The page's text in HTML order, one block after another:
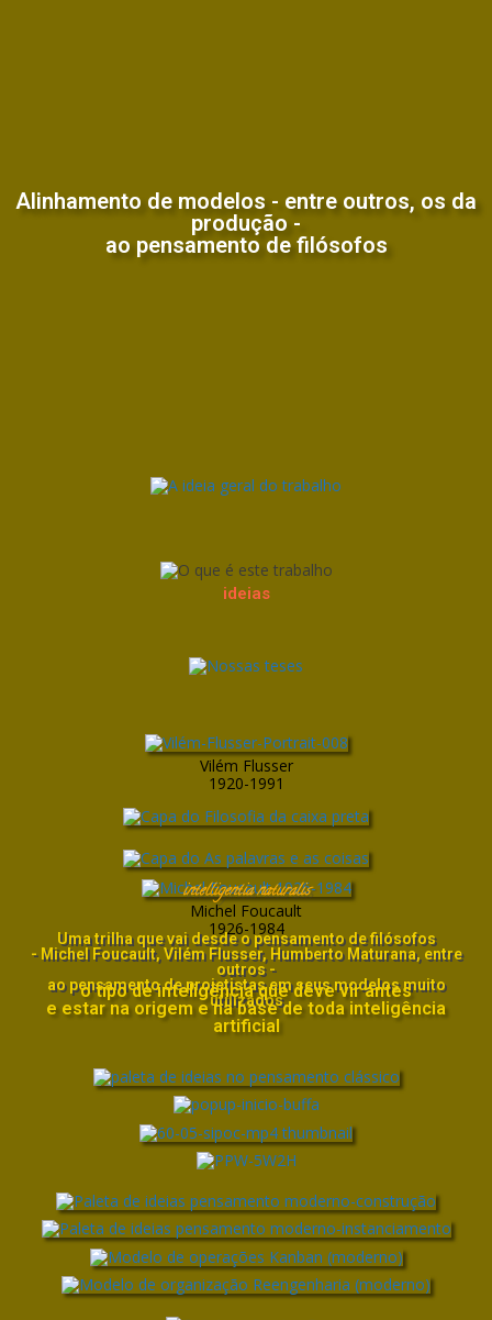
Alinhamento de modelos - entre outros, os da
produção -
ao pensamento de filósofos
ideias
Vilém Flusser
1920-1991
Michel Foucault
1926-1984
intelligentia naturalis
Uma trilha que vai desde o pensamento de filósofos
- Michel Foucault, Vilém Flusser, Humberto Maturana, entre
outros -
ao pensamento de projetistas em seus modelos muito
utilizados
o tipo de inteligência que deve vir antes
e estar na origem e na base de toda inteligência
artificial